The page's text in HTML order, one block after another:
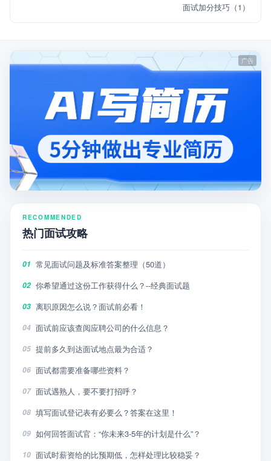
面试加分技巧（1）
RECOMMENDED
热门面试攻略
01 常见面试问题及标准答案整理（50道）
02 你希望通过这份工作获得什么？--经典面试题
03 离职原因怎么说？面试前必看！
04 面试前应该查阅应聘公司的什么信息？
05 提前多久到达面试地点最为合适？
06 面试都需要准备哪些资料？
07 面试遇熟人，要不要打招呼？
08 填写面试登记表有必要么？答案在这里！
09 如何回答面试官：“你未来3-5年的计划是什么”？
10 面试时薪资给的比预期低，怎样处理比较稳妥？